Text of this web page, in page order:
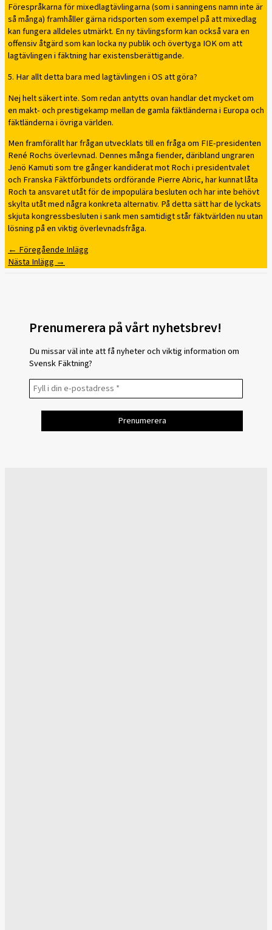
Förespråkarna för mixedlagtävlingarna (som i sanningens namn inte är
så många) framhåller gärna ridsporten som exempel på att mixedlag
kan fungera alldeles utmärkt. En ny tävlingsform kan också vara en
offensiv åtgärd som kan locka ny publik och övertyga IOK om att
lagtävlingen i fäktning har existensberättigande.
5. Har allt detta bara med lagtävlingen i OS att göra?
Nej helt säkert inte. Som redan antytts ovan handlar det mycket om
en makt- och prestigekamp mellan de gamla fäktländerna i Europa och
fäktländerna i övriga världen.
Men framförallt har frågan utvecklats till en fråga om FIE-presidenten
René Rochs överlevnad. Dennes många fiender, däribland ungraren
Jenö Kamuti som tre gånger kandiderat mot Roch i presidentvalet
och Franska Fäktförbundets ordförande Pierre Abric, har kunnat låta
Roch ta ansvaret utåt för de impopulära besluten och har inte behövt
skylta utåt med några konkreta alternativ. På detta sätt har de lyckats
skjuta kongressbesluten i sank men samtidigt står fäktvärlden nu utan
lösning på en viktig överlevnadsfråga.
← Föregående Inlägg
Nästa Inlägg →
Prenumerera på vårt nyhetsbrev!
Du missar väl inte att få nyheter och viktig information om
Svensk Fäktning?